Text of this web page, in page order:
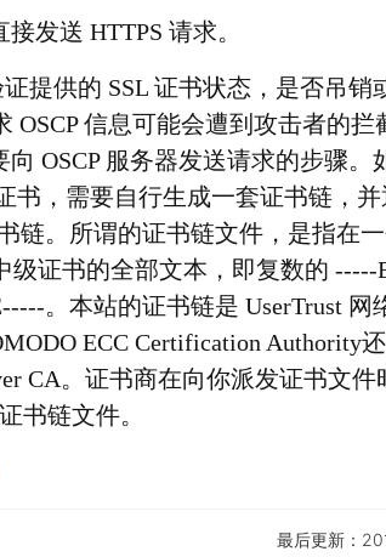
发送 HTTPS 请求。
提供的 SSL 证书状态，是否吊销
信息可能会遭到攻击者的拦
OSCP 服务器发送请求的步骤。
书，需要自行生成一套证书链，并
链。所谓的证书链文件，是指在
证书的全部文本，即复数的 -----
。本站的证书链是 UserTrust 网
ECC Certification Authority
CA。证书商在向你派发证书文件
书链文件。
最后更新：